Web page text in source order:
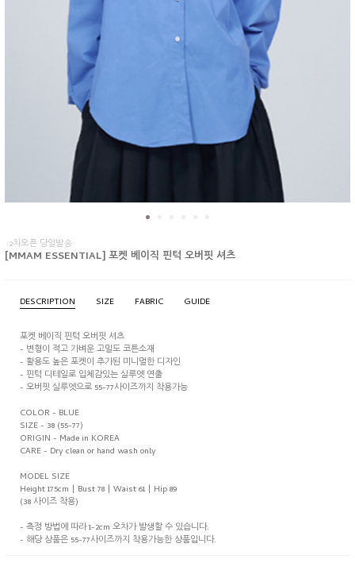
2차오픈 당일발송
[MMAM ESSENTIAL] 포켓 베이직 핀턱 오버핏 셔츠
DESCRIPTION SIZE FABRIC GUIDE
포켓 베이직 핀턱 오버핏 셔츠
- 변형이 적고 가벼운 고밀도 코튼소재
- 활용도 높은 포켓이 추가된 미니멀한 디자인
- 핀턱 디테일로 입체감있는 실루엣 연출
- 오버핏 실루엣으로 55-77사이즈까지 착용가능
COLOR - BLUE
SIZE - 38 (55-77)
ORIGIN - Made in KOREA
CARE - Dry clean or hand wash only
MODEL SIZE
Height 175cm | Bust 78 | Waist 61 | Hip 89
(38 사이즈 착용)
- 측정 방법에 따라 1-2cm 오차가 발생할 수 있습니다.
- 해당 상품은 55-77사이즈까지 착용가능한 상품입니다.